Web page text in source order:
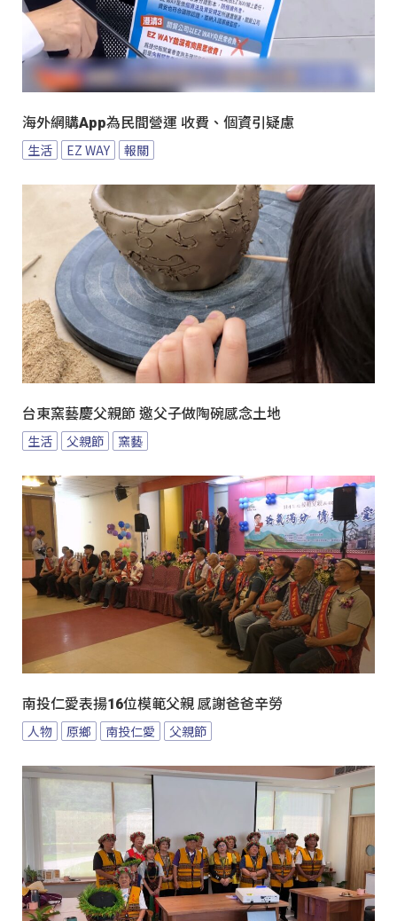
海外網購App為民間營運 收費、個資引疑慮
生活 EZ WAY 報關
台東窯藝慶父親節 邀父子做陶碗感念土地
生活 父親節 窯藝
南投仁愛表揚16位模範父親 感謝爸爸辛勞
人物 原鄉 南投仁愛 父親節